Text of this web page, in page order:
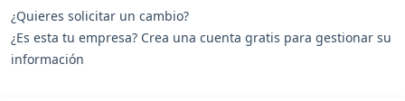
¿Quieres solicitar un cambio?
¿Es esta tu empresa? Crea una cuenta gratis para gestionar su
información